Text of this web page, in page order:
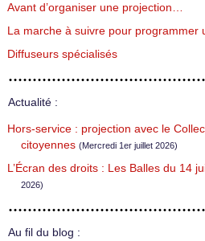
Avant d’organiser une projection…
La marche à suivre pour programmer
Diffuseurs spécialisés
Actualité :
Hors-service : projection avec le
citoyennes (Mercredi 1er juillet 2026)
L’Écran des droits : Les Balles du 14
2026)
Au fil du blog :